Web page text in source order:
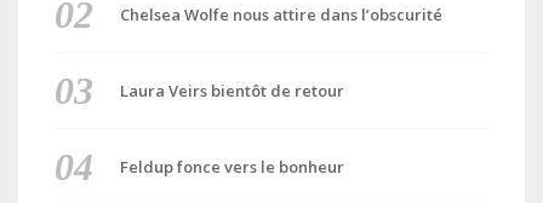
Chelsea Wolfe nous attire dans l’obscurité
Laura Veirs bientôt de retour
Feldup fonce vers le bonheur